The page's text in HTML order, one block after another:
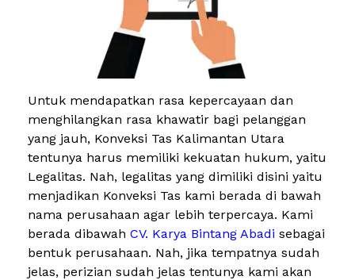
Untuk mendapatkan rasa kepercayaan dan
menghilangkan rasa khawatir bagi pelanggan
yang jauh, Konveksi Tas Kalimantan Utara
tentunya harus memiliki kekuatan hukum, yaitu
Legalitas. Nah, legalitas yang dimiliki disini yaitu
menjadikan Konveksi Tas kami berada di bawah
nama perusahaan agar lebih terpercaya. Kami
berada dibawah CV. Karya Bintang Abadi sebagai
bentuk perusahaan. Nah, jika tempatnya sudah
jelas, perizian sudah jelas tentunya kami akan